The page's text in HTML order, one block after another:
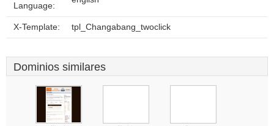
Language:
X-Template: tpl_Changabang_twoclick
Dominios similares